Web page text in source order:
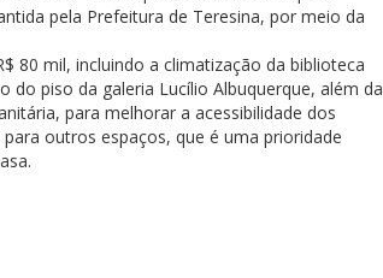
pela Prefeitura de Teresina, por meio da
80 mil, incluindo a climatização da biblioteca
do piso da galeria Lucílio Albuquerque, além da
para melhorar a acessibilidade dos
outros espaços, que é uma prioridade